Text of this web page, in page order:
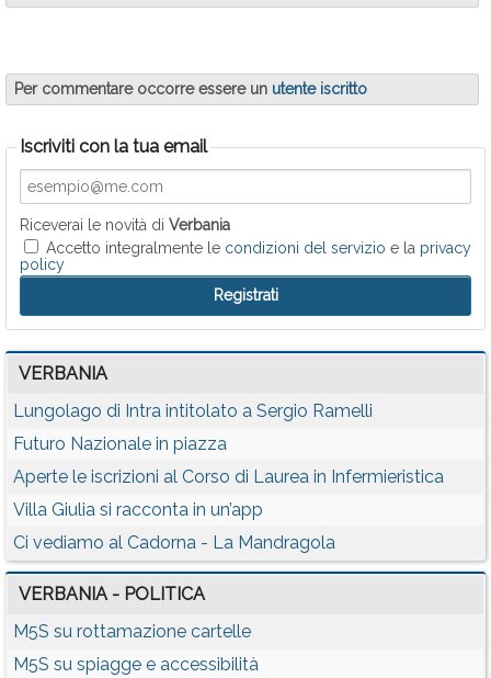
Per commentare occorre essere un utente iscritto
Iscriviti con la tua email
Riceverai le novità di Verbania
Accetto integralmente le condizioni del servizio e la privacy
policy
VERBANIA
Lungolago di Intra intitolato a Sergio Ramelli
Futuro Nazionale in piazza
Aperte le iscrizioni al Corso di Laurea in Infermieristica
Villa Giulia si racconta in un’app
Ci vediamo al Cadorna - La Mandragola
VERBANIA - POLITICA
M5S su rottamazione cartelle
M5S su spiagge e accessibilità